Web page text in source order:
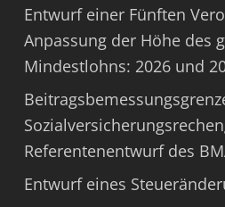
Entwurf einer Fünften
Anpassung der Höhe des
Mindestlohns: 2026 und
Referentenentwurf des
Entwurf eines